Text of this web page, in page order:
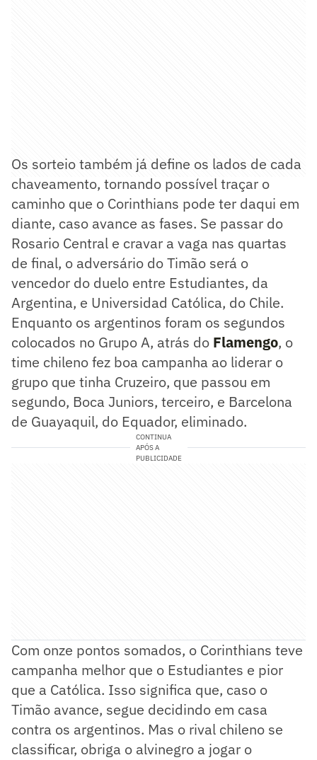
Os sorteio também já define os lados de cada
chaveamento, tornando possível traçar o
caminho que o Corinthians pode ter daqui em
diante, caso avance as fases. Se passar do
Rosario Central e cravar a vaga nas quartas
de final, o adversário do Timão será o
vencedor do duelo entre Estudiantes, da
Argentina, e Universidad Católica, do Chile.
Enquanto os argentinos foram os segundos
colocados no Grupo A, atrás do Flamengo, o
time chileno fez boa campanha ao liderar o
grupo que tinha Cruzeiro, que passou em
segundo, Boca Juniors, terceiro, e Barcelona
de Guayaquil, do Equador, eliminado.
CONTINUA
APÓS A
PUBLICIDADE
Com onze pontos somados, o Corinthians teve
campanha melhor que o Estudiantes e pior
que a Católica. Isso significa que, caso o
Timão avance, segue decidindo em casa
contra os argentinos. Mas o rival chileno se
classificar, obriga o alvinegro a jogar o